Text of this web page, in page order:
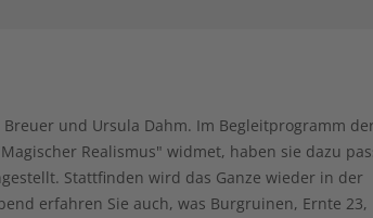
und Ursula Dahm. Im Begleitprogramm
Realismus" widmet, haben sie dazu
Stattfinden wird das Ganze wieder in der
erfahren Sie auch, was Burgruinen, Ernte 23,